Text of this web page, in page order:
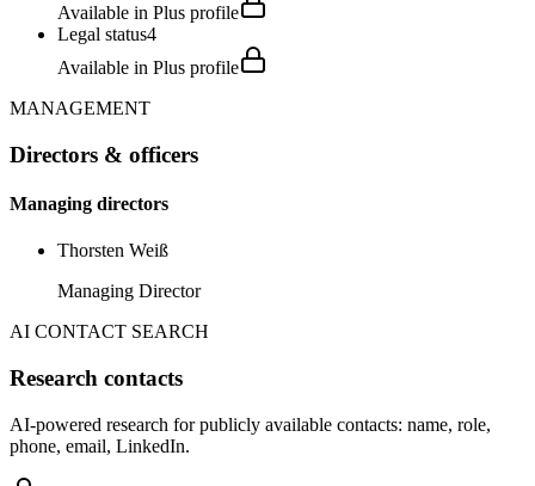
Available in Plus profile
Legal status4
Available in Plus profile
MANAGEMENT
Directors & officers
Managing directors
Thorsten Weiß
Managing Director
AI CONTACT SEARCH
Research contacts
AI-powered research for publicly available contacts: name, role,
phone, email, LinkedIn.